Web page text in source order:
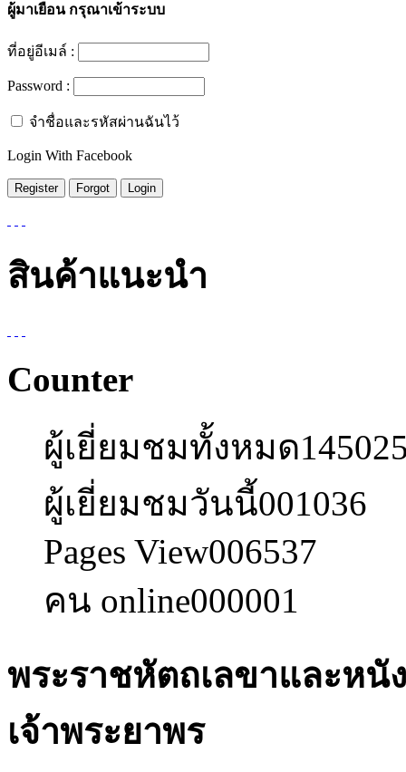
ผู้มาเยือนกรุณาเข้าระบบ
ที่อยู่อีเมล์ :
Password :
จำชื่อและรหัสผ่านฉันไว้
Login With Facebook
สินค้าแนะนำ
Counter
ผู้เยี่ยมชมทั้งหมด
ผู้เยี่ยมชมวันนี้001036
Pages View006537
คน online000001
พระราชหัตถเลขาและหนั
เจ้าพระยาพร